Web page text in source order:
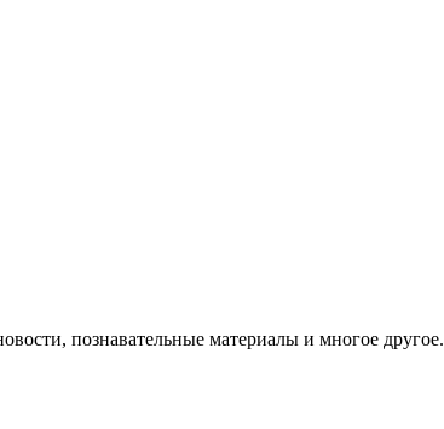
познавательные материалы и многое другое.